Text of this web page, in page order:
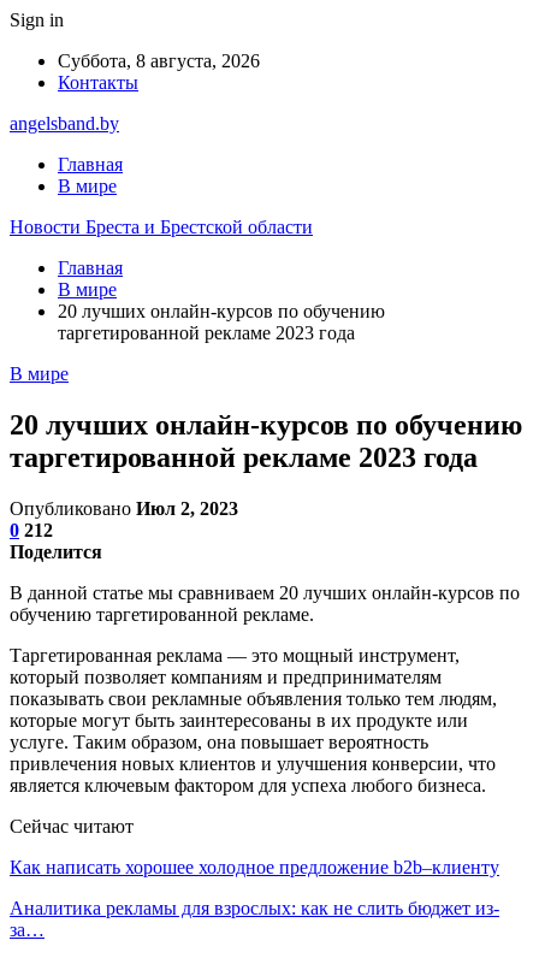
Sign in
Суббота, 8 августа, 2026
Контакты
angelsband.by
Главная
В мире
Новости Бреста и Брестской области
Главная
В мире
20 лучших онлайн-курсов по обучению
таргетированной рекламе 2023 года
В мире
20 лучших онлайн-курсов по обучению
таргетированной рекламе 2023 года
Опубликовано Июл 2, 2023
0 212
Поделится
В данной статье мы сравниваем 20 лучших онлайн-курсов по
обучению таргетированной рекламе.
Таргетированная реклама — это мощный инструмент,
который позволяет компаниям и предпринимателям
показывать свои рекламные объявления только тем людям,
которые могут быть заинтересованы в их продукте или
услуге. Таким образом, она повышает вероятность
привлечения новых клиентов и улучшения конверсии, что
является ключевым фактором для успеха любого бизнеса.
Сейчас читают
Как написать хорошее холодное предложение b2b–клиенту
Аналитика рекламы для взрослых: как не слить бюджет из-
за…